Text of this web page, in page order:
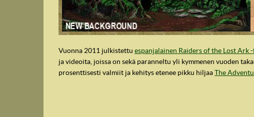
Vuonna 2011 julkistettu espanjalainen Raiders of the Lost Ark
ja videoita, joissa on sekä paranneltu yli kymmenen vuoden
prosenttisesti valmiit ja kehitys etenee pikku hiljaaThe